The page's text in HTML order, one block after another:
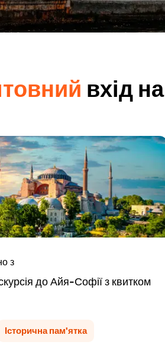
вхід
з
до Айя-Софії з квитком
Історична пам'ятка